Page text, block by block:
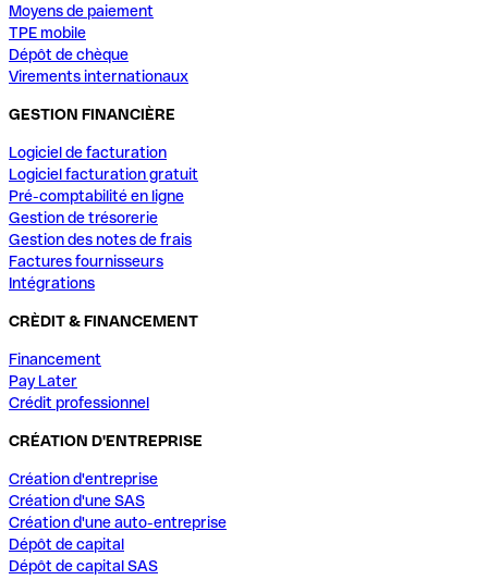
Moyens de paiement
TPE mobile
Dépôt de chèque
Virements internationaux
GESTION FINANCIÈRE
Logiciel de facturation
Logiciel facturation gratuit
Pré-comptabilité en ligne
Gestion de trésorerie
Gestion des notes de frais
Factures fournisseurs
Intégrations
CRÈDIT & FINANCEMENT
Financement
Pay Later
Crédit professionnel
CRÉATION D'ENTREPRISE
Création d'entreprise
Création d'une SAS
Création d'une auto-entreprise
Dépôt de capital
Dépôt de capital SAS